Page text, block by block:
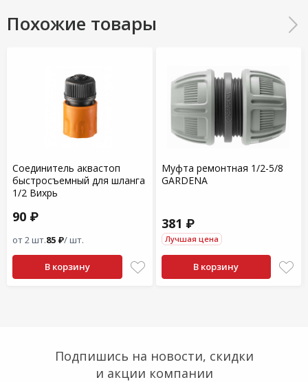
Похожие товары
Соединитель аквастоп
быстросъемный для шланга
1/2 Вихрь
90 ₽
от 2 шт.85 ₽/ шт.
В корзину
Муфта ремонтная 1/2-5/8
GARDENA
381 ₽
Лучшая цена
В корзину
Подпишись на новости, скидки
и акции компании